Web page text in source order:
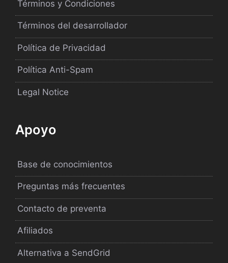
Términos y Condiciones
Términos del desarrollador
Política de Privacidad
Política Anti-Spam
Legal Notice
Apoyo
Base de conocimientos
Preguntas más frecuentes
Contacto de preventa
Afiliados
Alternativa a SendGrid